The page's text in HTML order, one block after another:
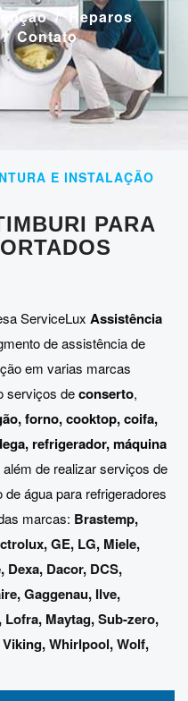
Reparos
Contato
E INSTALAÇÃO
PARA
ServiceLux Assistência
de assistência de
em varias marcas
serviços deconserto,
forno, cooktop, coifa,
refrigerador, máquina
além de realizar serviços de
água para refrigeradores
marcas: Brastemp,
,GE, LG, Miele,
, Dexa, Dacor, DCS,
,Gaggenau, Ilve,
Lofra, Maytag,Sub-zero,
Viking,Whirlpool,Wolf,